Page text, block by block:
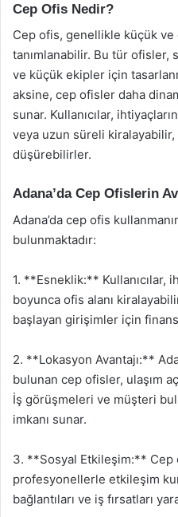
Cep Ofis Nedir?
Cep ofis, genellikle küçük ve
tanımlanabilir. Bu tür ofisler,
ve küçük ekipler için
aksine, cep ofisler daha
sunar. Kullanıcılar,
veya uzun süreli
düşürebilirler.
Adana’da Cep Ofislerin
Adana’da cep ofis
bulunmaktadır:
1. **Esneklik:** Kullanıcılar,
boyunca ofis alanı
başlayan girişimler için
2. **Lokasyon Avantajı:**
bulunan cep ofisler, ulaşım
İş görüşmeleri ve müşteri
imkanı sunar.
3. **Sosyal Etkileşim:** Cep
profesyonellerle etkileşim
bağlantıları ve iş fırsatları